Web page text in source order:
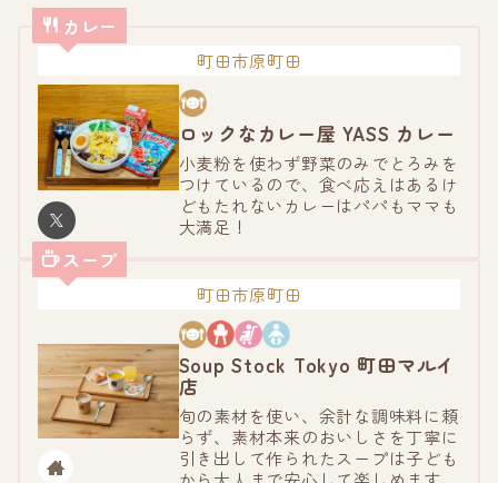
カレー
町田市原町田
ロックなカレー屋 YASS カレー
小麦粉を使わず野菜のみでとろみを
つけているので、食べ応えはあるけ
どもたれないカレーはパパもママも
大満足！
スープ
町田市原町田
Soup Stock Tokyo 町田マルイ
店
旬の素材を使い、余計な調味料に頼
らず、素材本来のおいしさを丁寧に
引き出して作られたスープは子ども